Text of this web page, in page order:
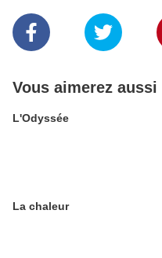
Vous aimerez aussi
L'Odyssée
La chaleur